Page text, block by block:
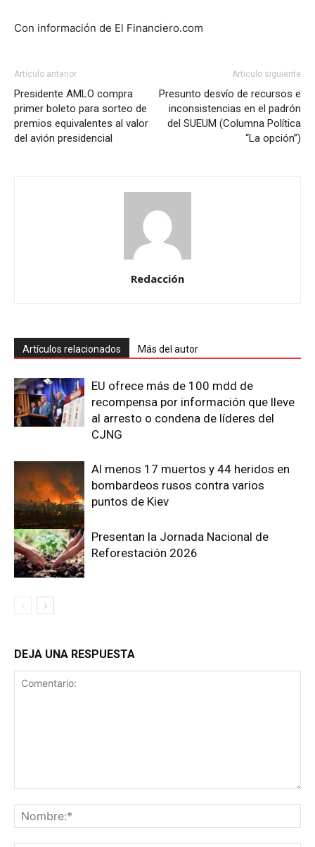
Con información de El Financiero.com
Artículo anterior
Presidente AMLO compra
primer boleto para sorteo de
premios equivalentes al valor
del avión presidencial
Artículo siguiente
Presunto desvío de recursos e
inconsistencias en el padrón
del SUEUM (Columna Política
“La opción”)
Redacción
Artículos relacionados Más del autor
EU ofrece más de 100 mdd de
recompensa por información que lleve
al arresto o condena de líderes del
CJNG
Al menos 17 muertos y 44 heridos en
bombardeos rusos contra varios
puntos de Kiev
Presentan la Jornada Nacional de
Reforestación 2026
DEJA UNA RESPUESTA